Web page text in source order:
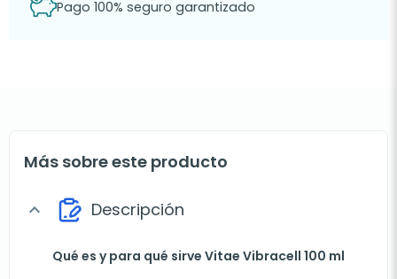
Pago 100% seguro garantizado
Más sobre este producto
expand_more Descripción
Qué es y para qué sirve Vitae Vibracell 100 ml